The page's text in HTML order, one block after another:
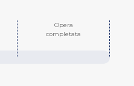
Opera
completata